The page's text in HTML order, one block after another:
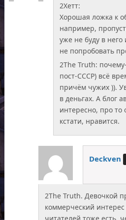
2Хетт:
Хорошая ложка к
например,
уже не буду в
не попробовать
2The Truth:
пост-СССР) всё
причём чужих )).
в деньгах. А блог
интересно, про
кстати, нравится.
Deckven
2The Truth. Девочкой
коммерческий
читателей тоже есть,